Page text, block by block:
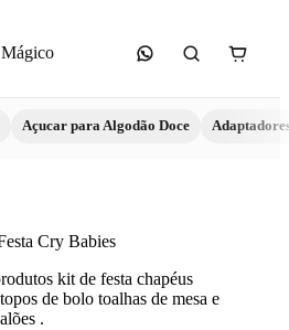
Açucar para Algodão Doce
Cry Babies
kit de festa chapéus
de bolo toalhas de mesa e
.